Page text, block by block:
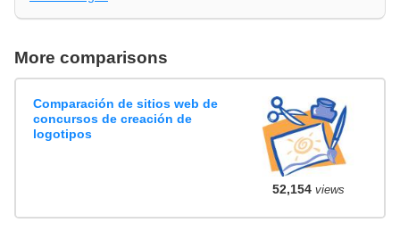
More comparisons
Comparación de sitios web de
concursos de creación de
logotipos
52,154views